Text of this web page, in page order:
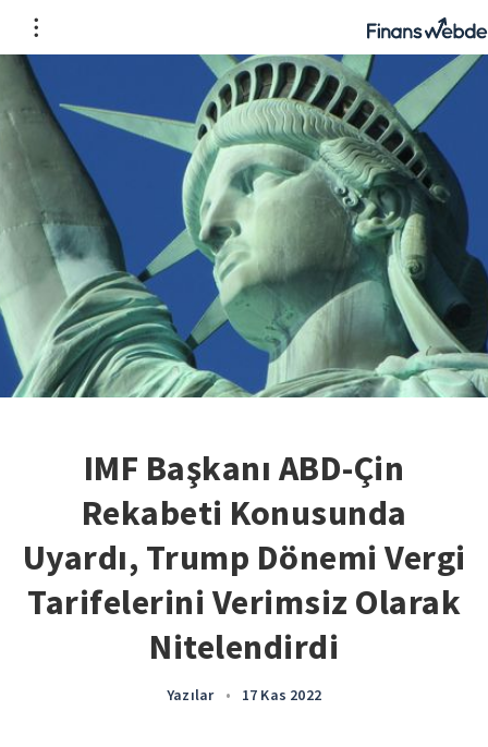
IMF Başkanı ABD-Çin
Rekabeti Konusunda
Uyardı, Trump Dönemi Vergi
Tarifelerini Verimsiz Olarak
Nitelendirdi
Yazılar • 17 Kas 2022